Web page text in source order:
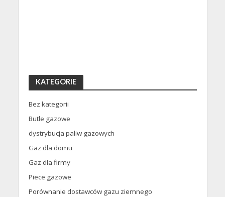
KATEGORIE
Bez kategorii
Butle gazowe
dystrybucja paliw gazowych
Gaz dla domu
Gaz dla firmy
Piece gazowe
Porównanie dostawców gazu ziemnego